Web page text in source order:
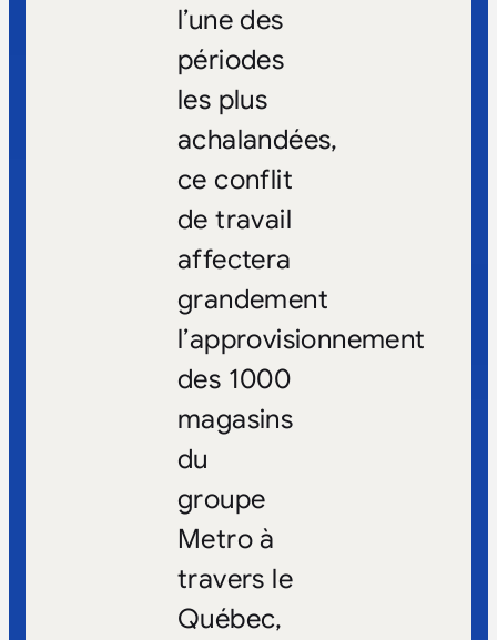
l’une des
périodes
les plus
achalandées,
ce conflit
de travail
affectera
grandement
l’approvisionnement
des 1000
magasins
du
groupe
Metro à
travers le
Québec,